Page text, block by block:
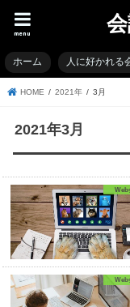
menu
ホーム 人に好かれる
HOME 2021年 3月
2021年3月
Web
Web